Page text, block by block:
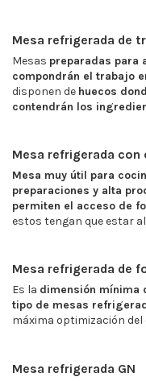
Mesa refrigerada de
Mesas preparadas para
compondrán el trabajo
disponen de huecos
contendrán los
Mesa refrigerada con
Mesa muy útil para
preparaciones y alta
permiten el acceso de
estos tengan que estar
Mesa refrigerada de
Es la dimensión mínima
tipo de mesas
máxima optimización del
Mesa refrigerada GN